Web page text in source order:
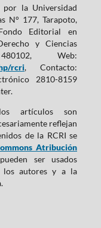
por la Universidad
N° 177, Tarapoto,
Editorial en
y Ciencias
Web:
rcri, Contacto:
2810-8159
artículos son
reflejan
de la RCRI se
Atribución
ser usados
los autores y a la